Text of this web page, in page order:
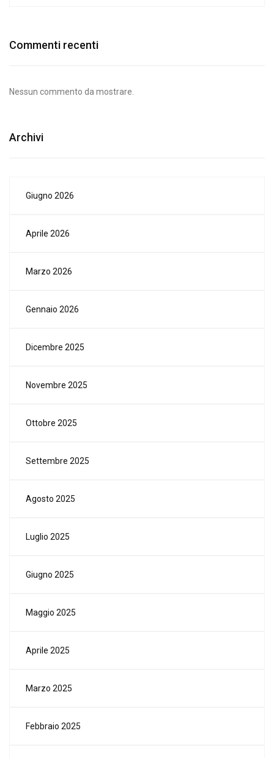
Commenti recenti
Nessun commento da mostrare.
Archivi
Giugno 2026
Aprile 2026
Marzo 2026
Gennaio 2026
Dicembre 2025
Novembre 2025
Ottobre 2025
Settembre 2025
Agosto 2025
Luglio 2025
Giugno 2025
Maggio 2025
Aprile 2025
Marzo 2025
Febbraio 2025